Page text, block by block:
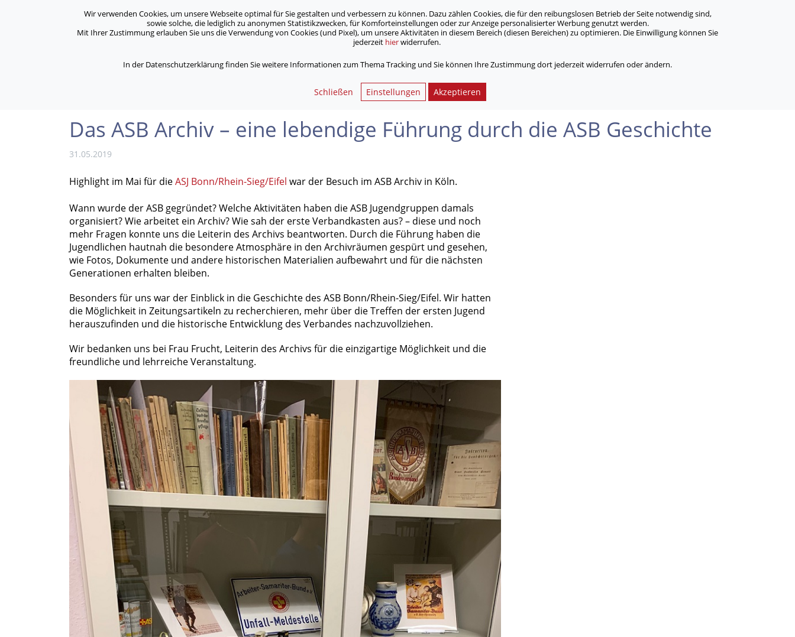
Standorte Jobs / Karriere
ASB Bonn/Rhein-Sieg/Eifel e.V.
Unsere Angebote Jobs & Karriere
Das ASB Archiv – eine lebendige Führung durch die ASB Geschichte
Das ASB Archiv – eine lebendige Führung durch die ASB Geschichte
31.05.2019
Highlight im Mai für dieASJ Bonn/Rhein-Sieg/Eifel war der Besuch im ASB Archiv in Köln.
Wann wurde der ASB gegründet? Welche Aktivitäten haben die ASB Jugendgruppen damals
organisiert? Wie arbeitet ein Archiv? Wie sah der erste Verbandkasten aus? – diese und noch
mehr Fragen konnte uns die Leiterin des Archivs beantworten. Durch die Führung haben die
Jugendlichen hautnah die besondere Atmosphäre in den Archivräumen gespürt und gesehen,
wie Fotos, Dokumente und andere historischen Materialien aufbewahrt und für die nächsten
Generationen erhalten bleiben.
Besonders für uns war der Einblick in die Geschichte des ASB Bonn/Rhein-Sieg/Eifel. Wir hatten
die Möglichkeit in Zeitungsartikeln zu recherchieren, mehr über die Treffen der ersten Jugend
herauszufinden und die historische Entwicklung des Verbandes nachzuvollziehen.
Wir bedanken uns bei Frau Frucht, Leiterin des Archivs für die einzigartige Möglichkeit und die
freundliche und lehrreiche Veranstaltung.
Wir verwenden Cookies, um unsere Webseite optimal für Sie gestalten und verbessern zu können. Dazu zählen Cookies, die für den reibungslosen Betrieb der Seite notwendig sind,
sowie solche, die lediglich zu anonymen Statistikzwecken, für Komforteinstellungen oder zur Anzeige personalisierter Werbung genutzt werden.
Mit Ihrer Zustimmung erlauben Sie uns die Verwendung von Cookies (und Pixel), um unsere Aktivitäten in diesem Bereich (diesen Bereichen) zu optimieren. Die Einwilligung können Sie
jederzeit hierwiderrufen.
In der Datenschutzerklärung finden Sie weitere Informationen zum Thema Tracking und Sie können Ihre Zustimmung dort jederzeit widerrufen oder ändern.
Schließen Einstellungen Akzeptieren